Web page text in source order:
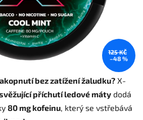
bez zatížení žaludku? X-
příchutí ledové máty dodá
80 mg kofeinu, který se vstřebává
125 KČ
–48 %